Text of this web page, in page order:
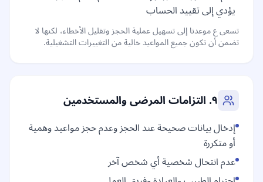
يؤدي إلى تقييد الحساب
تسعى ع موعدنا إلى تسهيل عملية الحجز وتقليل الأخطاء، لكنها لا
تضمن أن تكون جميع المواعيد خالية من التغييرات التشغيلية.
٩. التزامات المرضى والمستخدمين
إدخال بيانات صحيحة عند الحجز وعدم حجز مواعيد وهمية
أو متكررة
عدم انتحال شخصية أي شخص آخر